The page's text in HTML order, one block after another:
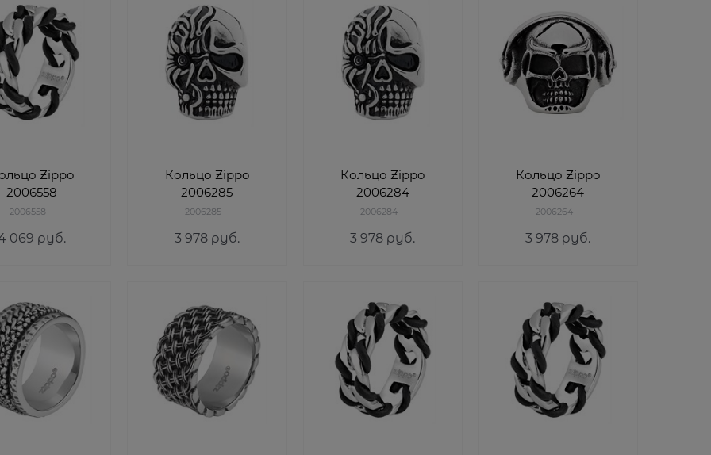
Zippo
2006558
2006558
069 руб.
Кольцо Zippo
2006285
2006285
3 978 руб.
Кольцо Zippo
2006284
2006284
3 978 руб.
Кольцо Zippo
2006264
2006264
3 978 руб.